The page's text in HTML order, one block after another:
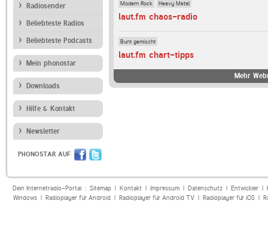
Radiosender
Beliebteste Radios
Beliebteste Podcasts
Mein phonostar
Downloads
Hilfe & Kontakt
Newsletter
PHONOSTAR AUF
Modern Rock Heavy Metal
laut.fm chaos-radio
Bunt gemischt
laut.fm chart-tipps
Mehr
Dein Internetradio-Portal : Sitemap| Kontakt| Impressum| Datenschutz| Entwickler|
Windows| Radioplayer für Android| Radioplayer für Android TV| Radioplayer für iOS|